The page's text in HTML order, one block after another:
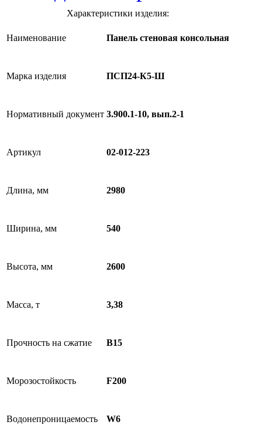
Характеристики изделия:
Наименование Панель стеновая консольная
Марка изделия ПСП24-К5-Ш
Нормативный документ 3.900.1-10, вып.2-1
Артикул 02-012-223
Длина, мм 2980
Ширина, мм 540
Высота, мм 2600
Масса, т 3,38
Прочность на сжатие B15
Морозостойкость F200
Водонепроницаемость W6